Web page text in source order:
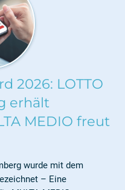
2026: LOTTO
erhält
MEDIO freut
wurde mit dem
– Eine